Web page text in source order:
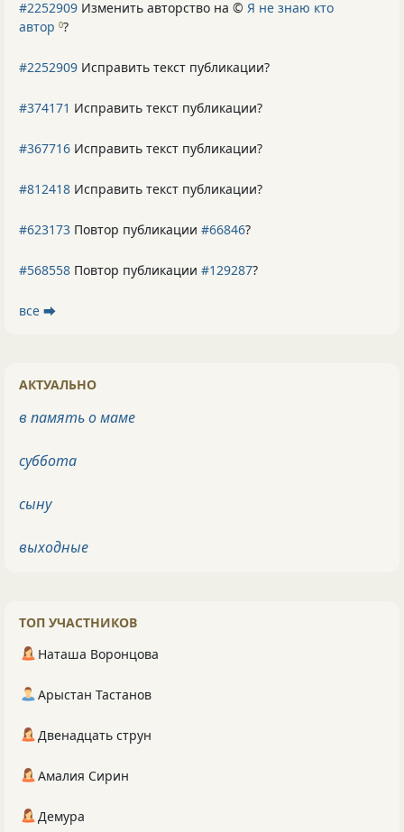
#2252909 Изменить авторство на © Я не знаю кто
автор 0?
#2252909 Исправить текст публикации?
#374171 Исправить текст публикации?
#367716 Исправить текст публикации?
#812418 Исправить текст публикации?
#623173 Повтор публикации #66846?
#568558 Повтор публикации #129287?
все ⮕
АКТУАЛЬНО
в память о маме
суббота
сыну
выходные
ТОП УЧАСТНИКОВ
Наташа Воронцова
Арыстан Тастанов
Двенадцать струн
Амалия Сирин
Демура